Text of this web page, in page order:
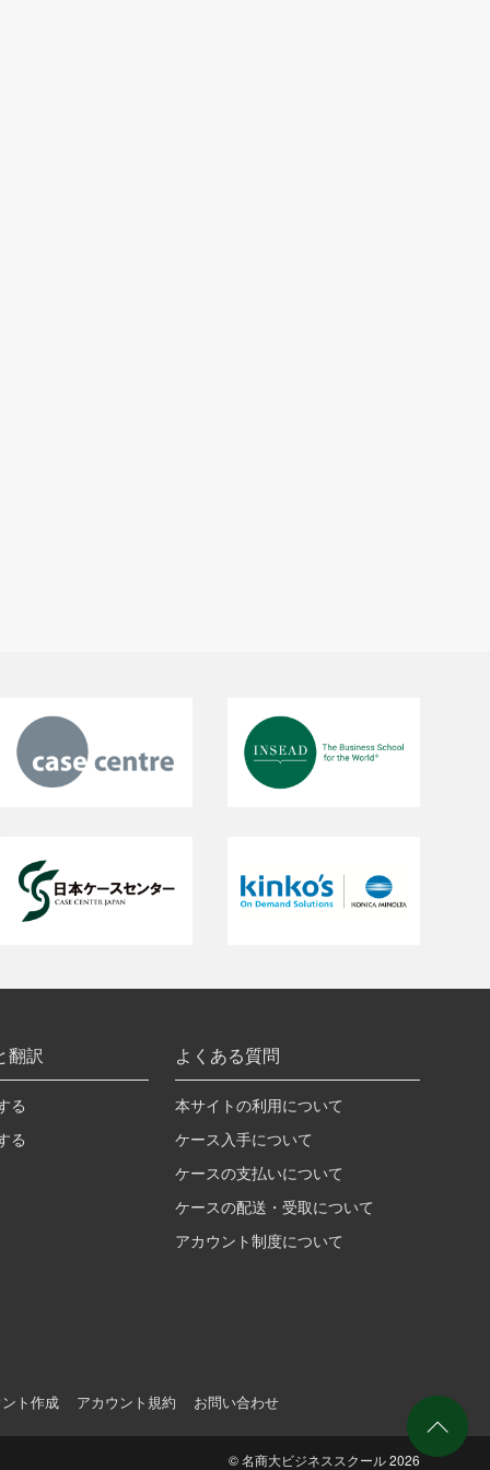
翻訳
る
る
よくある質問
本サイトの利用について
ケース入手について
ケースの支払いについて
ケースの配送・受取について
アカウント制度について
ト作成 アカウント規約 お問い合わせ
©名商大ビジネススクール2026